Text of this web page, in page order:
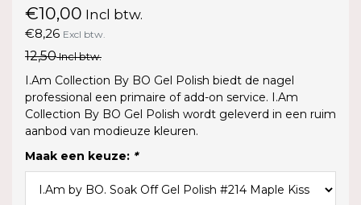
€10,00 Incl btw.
€8,26 Excl btw.
12,50Incl btw.
I.Am Collection By BO Gel Polish biedt de nagel
professional een primaire of add-on service. I.Am
Collection By BO Gel Polish wordt geleverd in een ruim
aanbod van modieuze kleuren.
Maak een keuze: *